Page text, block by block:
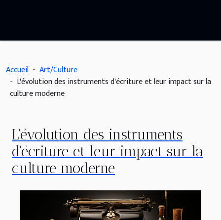
Accueil
Art/Culture
L'évolution des instruments d'écriture et leur impact sur la
culture moderne
L'évolution des instruments
d'écriture et leur impact sur la
culture moderne